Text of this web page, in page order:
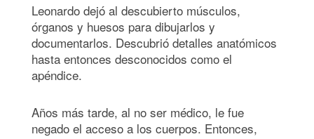
Leonardo dejó al descubierto músculos,
órganos y huesos para dibujarlos y
documentarlos. Descubrió detalles anatómicos
hasta entonces desconocidos como el
apéndice.
Años más tarde, al no ser médico, le fue
negado el acceso a los cuerpos. Entonces,